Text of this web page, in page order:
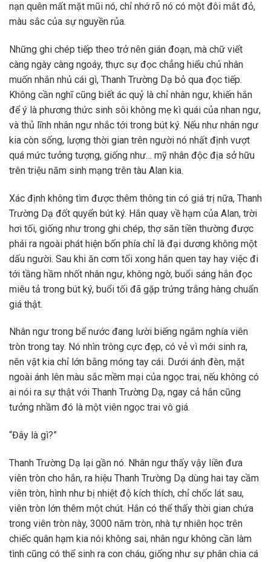
nạn quên mất mặt mũi nó, chỉ nhớ rõ nó có một đôi mắt đỏ,
màu sắc của sự nguyền rủa.
Những ghi chép tiếp theo trở nên gián đoạn, mà chữ viết
càng ngày càng ngoáy, thực sự đọc chẳng hiểu chủ nhân
muốn nhắn nhủ cái gì, Thanh Trường Dạ bỏ qua đọc tiếp.
Không cần nghĩ cũng biết ác quỷ là chỉ nhân ngư, khiến hắn
để ý là phương thức sinh sôi không mẹ kì quái của nhan ngư,
và thủ lĩnh nhân ngư nhắc tới trong bút ký. Nếu như nhân ngư
kia còn sống, lượng thời gian trên người nó nhất định vượt
quá mức tưởng tượng, giống như… mỹ nhân độc địa sở hữu
trên triệu năm sinh mạng trên tàu Alan kia.
Xác định không tìm được thêm thông tin có giá trị nữa, Thanh
Trường Dạ đốt quyển bút ký. Hắn quay về hạm của Alan, trời
hơi tối, giống như trong ghi chép, thợ săn tiền thường được
phái ra ngoài phát hiện bốn phía chỉ là đại dương không một
dấu người. Sau khi ăn cơm tối xong hắn quen tay hay việc đi
tới tầng hầm nhốt nhân ngư, không ngờ, buổi sáng hắn đọc
miêu tả trong bút ký, buổi tối đã gặp trứng trắng hàng chuẩn
giá thật.
Nhân ngư trong bể nước đang lười biếng ngắm nghía viên
tròn trong tay. Nó nhìn trông cực đẹp, có vẻ vì mới sinh ra,
nên vật kia chỉ lớn bằng móng tay cái. Dưới ánh đèn, mặt
ngoài ánh lên màu sắc mềm mại của ngọc trai, nếu không có
ai nói ra sự thật với Thanh Trường Dạ, ngay cả hắn cũng
tưởng nhầm đó là một viên ngọc trai vô giá.
“Đây là gì?”
Thanh Trường Dạ lại gần nó. Nhân ngư thấy vậy liền đưa
viên tròn cho hắn, ra hiệu Thanh Trường Dạ dùng hai tay cầm
viên tròn, hình như bị nhiệt độ kích thích, chỉ chốc lát sau,
viên tròn lớn thêm một chút. Hắn có thể thấy thời gian chứa
trong viên tròn này, 3000 năm tròn, nhà tự nhiên học trên
chiếc quân hạm kia nói không sai, nhân ngư không cần làm
tình cũng có thể sinh ra con cháu, giống như sự phân chia cá